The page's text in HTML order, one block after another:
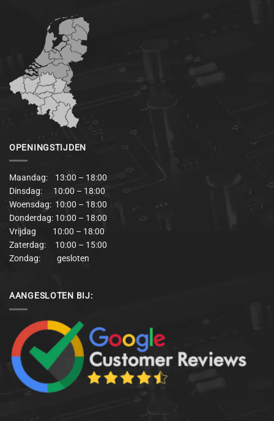
OPENINGSTIJDEN
Maandag: 13:00 – 18:00
Dinsdag: 10:00 – 18:00
Woensdag: 10:00 – 18:00
Donderdag: 10:00 – 18:00
Vrijdag 10:00 – 18:00
Zaterdag: 10:00 – 15:00
Zondag: gesloten
AANGESLOTEN BIJ: